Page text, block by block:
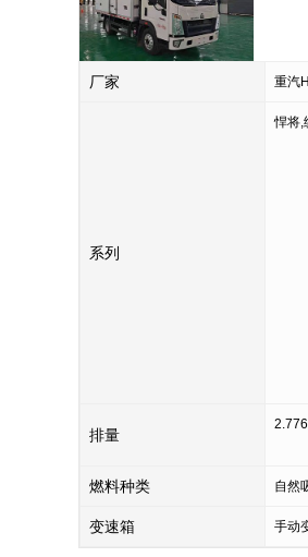
厂家 重汽
系列
悍将,
排量
燃料种类 自然
变速箱 手动